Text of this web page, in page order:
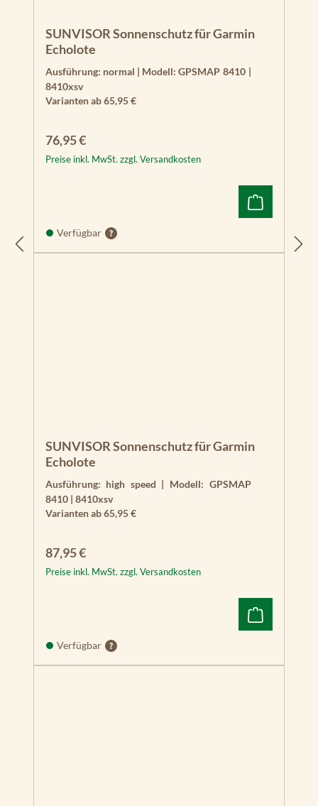
SUNVISOR Sonnenschutz für Garmin
Echolote
Ausführung: normal | Modell: GPSMAP 8410 |
8410xsv
Varianten ab65,95 €
Regulärer Preis:
76,95 €
Preise inkl. MwSt. zzgl. Versandkosten
Verfügbar
SUNVISOR Sonnenschutz für Garmin
Echolote
Ausführung: high speed | Modell: GPSMAP
8410 | 8410xsv
Varianten ab65,95 €
Regulärer Preis:
87,95 €
Preise inkl. MwSt. zzgl. Versandkosten
Verfügbar